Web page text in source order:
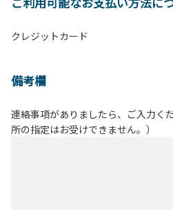
クレジットカード
備考欄
連絡事項がありましたら、ご入力く
所の指定はお受けできません。）